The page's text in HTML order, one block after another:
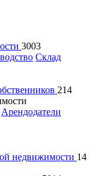
3003
Склад
214
Арендодатели
недвижимости 14